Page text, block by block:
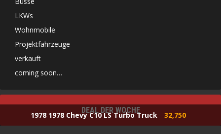
LKWs
Wohnmobile
Projektfahrzeuge
verkauft
coming soon…
DEAL DER WOCHE
1978 1978 Chevy C10 LS Turbo Truck 32,750